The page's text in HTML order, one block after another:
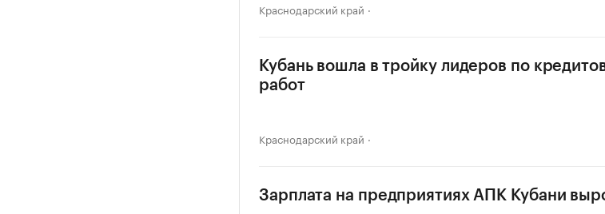
Краснодарский край
Кубань вошла в тройку лидеров по
работ
Краснодарский край
Зарплата на предприятиях АПК Кубани